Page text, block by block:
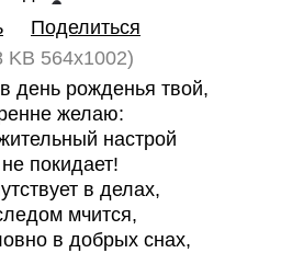
Поделиться
KB 564x1002)
день рожденья твой,
желаю:
настрой
покидает!
в делах,
мчится,
в добрых снах,